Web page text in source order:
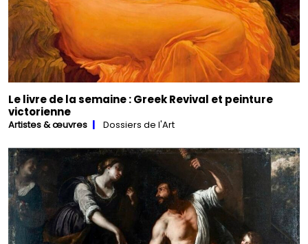
Le livre de la semaine : Greek Revival et peinture
victorienne
Artistes & œuvres Dossiers de l'Art